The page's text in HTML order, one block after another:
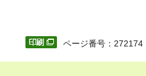
ページ番号：272174